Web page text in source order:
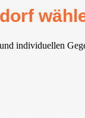
individuellen